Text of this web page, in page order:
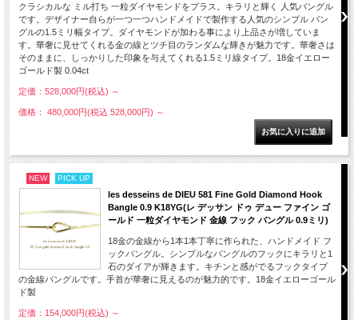
クラシカルな ミル打ち 一粒ダイヤモンドをプラス。キラリと輝く 人気バングル
です。デザイナー自らが一つ一つハンドメイドで製作する人気のシンプル バン
グルの1.5ミリ幅タイプ。ダイヤモンドが加わる事により上品さが増していま
す。華奢に見せてくれる金の線とツチ目のランダムな輝きが魅力です。華奢さは
そのままに、しっかりした印象を与えてくれる1.5ミリ線タイプ。18金イエロー
ゴールド製 0.04ct
定価：528,000円(税込) ～
価格： 480,000円(税込 528,000円) ～
NEW PICK UP
les desseins de DIEU 581 Fine Gold Diamond Hook
Bangle 0.9 K18YG(レ デッサン ドゥ デュー ファイン ゴ
ールド 一粒ダイヤモンド 金線 フック バングル 0.9ミリ)
18金の金線から1本1本丁寧に作られた、ハンドメイド フ
ックバングル。シンプルなバングルのフックにキラリと1
石のダイアが輝きます。キチンと感がでるフックタイプ
の金線バングルです。手首が華奢に見えるのが魅力的です。18金イエローゴール
ド製
定価：154,000円(税込) ～